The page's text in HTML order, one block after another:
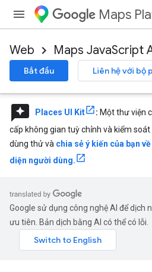
Maps
Web Maps JavaScript
Bắt đầu Liên hệ với bộ
reviews Places UI Kit : Một thư viện
cấp không gian tuỳ chỉnh và kiểm
dùng thử và chia sẻ ý kiến của bạn
diện người dùng.
Google sử dụng công nghệ AI để dịch
ưu tiên. Bản dịch bằng AI có thể có lỗi.